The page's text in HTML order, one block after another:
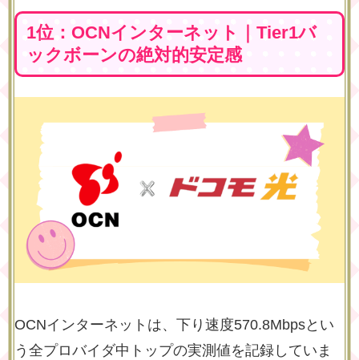
1位：OCNインターネット｜Tier1バ
ックボーンの絶対的安定感
OCNインターネットは、下り速度570.8Mbpsとい
う全プロバイダ中トップの実測値を記録していま